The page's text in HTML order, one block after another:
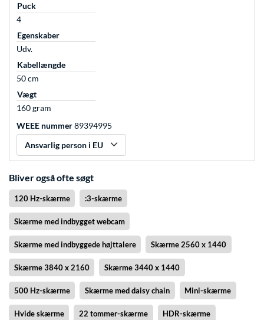
Puck
4
Egenskaber
Udv.
Kabellængde
50 cm
Vægt
160 gram
WEEE nummer89394995
Ansvarlig person i EU
Bliver også ofte søgt
120 Hz-skærme :3-skærme
Skærme med indbygget webcam
Skærme med indbyggede højttalere Skærme 2560 x 1440
Skærme 3840 x 2160 Skærme 3440 x 1440
500 Hz-skærme Skærme med daisy chain Mini-skærme
Hvide skærme 22 tommer-skærme HDR-skærme